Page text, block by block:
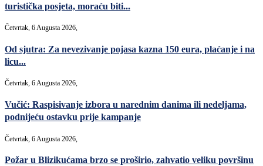
turistička posjeta, moraću biti...
Četvrtak, 6 Augusta 2026,
Od sjutra: Za nevezivanje pojasa kazna 150 eura, plaćanje i na
licu...
Četvrtak, 6 Augusta 2026,
Vučić: Raspisivanje izbora u narednim danima ili nedeljama,
podnijeću ostavku prije kampanje
Četvrtak, 6 Augusta 2026,
Požar u Blizikućama brzo se proširio, zahvatio veliku površinu